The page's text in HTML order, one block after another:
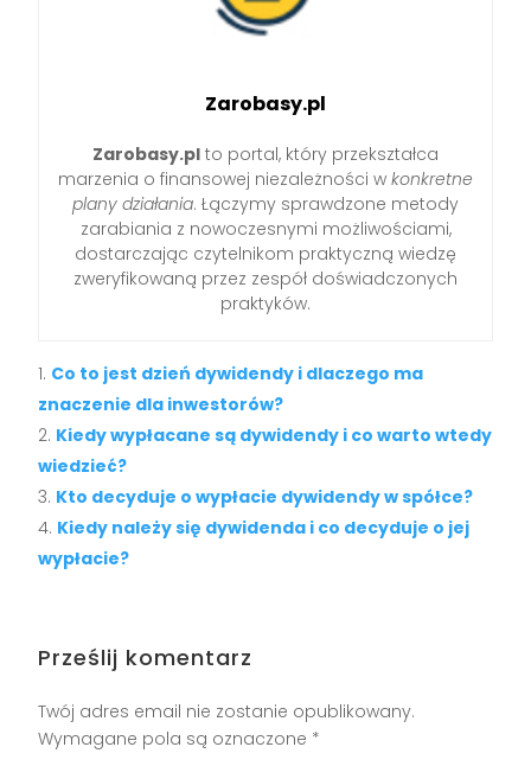
Zarobasy.pl
Zarobasy.pl to portal, który przekształca
marzenia o finansowej niezależności w konkretne
plany działania. Łączymy sprawdzone metody
zarabiania z nowoczesnymi możliwościami,
dostarczając czytelnikom praktyczną wiedzę
zweryfikowaną przez zespół doświadczonych
praktyków.
Co to jest dzień dywidendy i dlaczego ma
znaczenie dla inwestorów?
Kiedy wypłacane są dywidendy i co warto wtedy
wiedzieć?
Kto decyduje o wypłacie dywidendy w spółce?
Kiedy należy się dywidenda i co decyduje o jej
wypłacie?
Prześlij komentarz
Twój adres email nie zostanie opublikowany.
Wymagane pola są oznaczone *